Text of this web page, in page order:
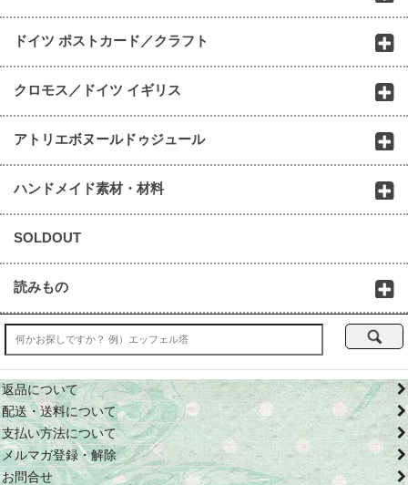
ドイツ ポストカード／クラフト
クロモス／ドイツ イギリス
アトリエボヌールドゥジュール
ハンドメイド素材・材料
SOLDOUT
読みもの
返品について
配送・送料について
支払い方法について
メルマガ登録・解除
お問合せ